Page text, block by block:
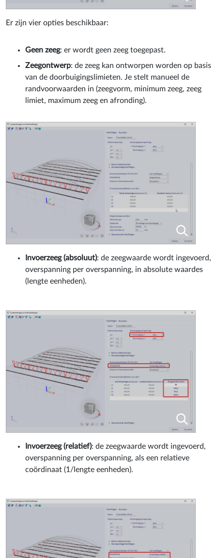
Er zijn vier opties beschikbaar:
Geen zeeg: er wordt geen zeeg toegepast.
Zeegontwerp: de zeeg kan ontworpen worden op basis
van de doorbuigingslimieten. Je stelt manueel de
randvoorwaarden in (zeegvorm, minimum zeeg, zeeg
limiet, maximum zeeg en afronding).
Invoerzeeg (absoluut): de zeegwaarde wordt ingevoerd,
overspanning per overspanning, in absolute waardes
(lengte eenheden).
Invoerzeeg (relatief): de zeegwaarde wordt ingevoerd,
overspanning per overspanning, als een relatieve
coördinaat (1/lengte eenheden).